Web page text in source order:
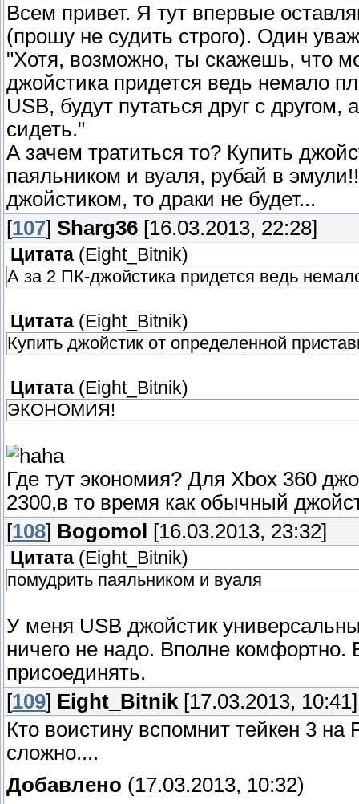
Всем привет. Я тут впервые
(прошу не судить строго). Один
"Хотя, возможно, ты скажешь, что
джойстика придется ведь немало
USB, будут путаться друг с
сидеть."
А зачем тратиться то? Купить
паяльником и вуаля, рубай в
джойстиком, то драки не будет...
[107] Sharg36 [16.03.2013, 22:28]
Цитата (Eight_Bitnik)
А за 2 ПК-джойстика придется ведь
Цитата (Eight_Bitnik)
Купить джойстик от определенной
Цитата (Eight_Bitnik)
ЭКОНОМИЯ!
Где тут экономия? Для Xbox 360
2300,в то время как обычный
[108] Bogomol [16.03.2013, 23:32]
Цитата (Eight_Bitnik)
помудрить паяльником и вуаля
У меня USB джойстик
ничего не надо. Вполне
присоединять.
[109] Eight_Bitnik [17.03.2013, 10:41]
Кто воистину вспомнит тейкен 3
сложно....
Добавлено (17.03.2013, 10:32)